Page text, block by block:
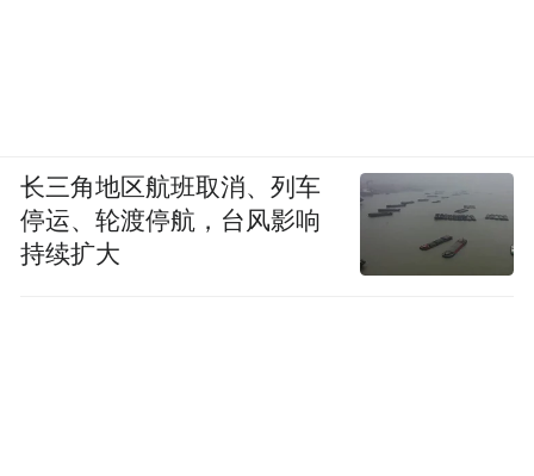
长三角地区航班取消、列车
停运、轮渡停航，台风影响
持续扩大